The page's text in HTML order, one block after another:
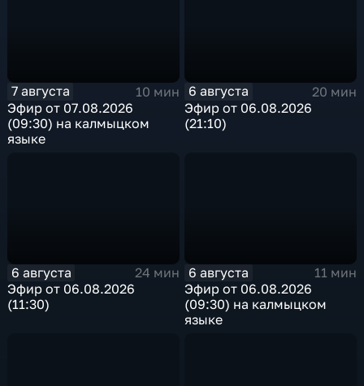
7 августа
10 мин
Эфир от 07.08.2026
(09:30) на калмыцком
языке
6 августа
20 мин
Эфир от 06.08.2026
(21:10)
6 августа
24 мин
Эфир от 06.08.2026
(11:30)
6 августа
11 мин
Эфир от 06.08.2026
(09:30) на калмыцком
языке